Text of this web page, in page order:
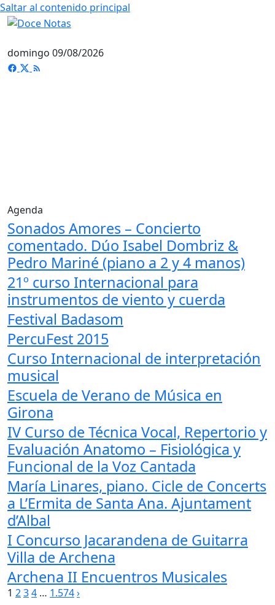
Saltar al contenido principal
domingo 09/08/2026
Agenda
Sonados Amores – Concierto
comentado. Dúo Isabel Dombriz &
Pedro Mariné (piano a 2 y 4 manos)
21º curso Internacional para
instrumentos de viento y cuerda
Festival Badasom
PercuFest 2015
Curso Internacional de interpretación
musical
Escuela de Verano de Música en
Girona
IV Curso de Técnica Vocal, Repertorio y
Evaluación Anatomo – Fisiológica y
Funcional de la Voz Cantada
María Linares, piano. Cicle de Concerts
a L’Ermita de Santa Ana. Ajuntament
d’Albal
I Concurso Jacarandena de Guitarra
Villa de Archena
Archena II Encuentros Musicales
Paginación
1 234 … 1.574›